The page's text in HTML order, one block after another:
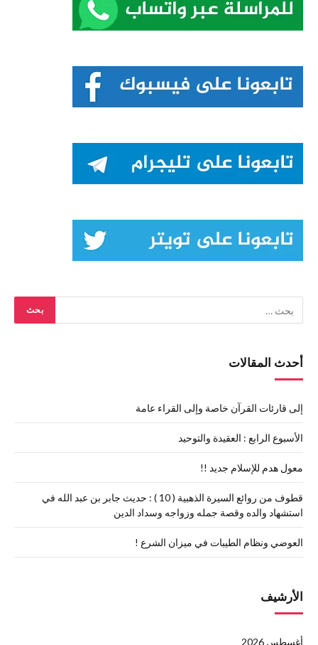
أحدث المقالات
إلى قارئات القرآن خاصة وإلى القراء عامة
الأسبوع الرابع : العقيدة والتوحيد
معول هدم للإسلام جديد !!
قطوف من روائع السيرة الذهبية ( 10 ) : حديث جابر بن عبد الله في
استشهاد والده وقصة جمله وزواجه وسداد الدين
العوضي ونظام الطيبات في ميزان الشرع !
الأرشيف
أغسطس 2026